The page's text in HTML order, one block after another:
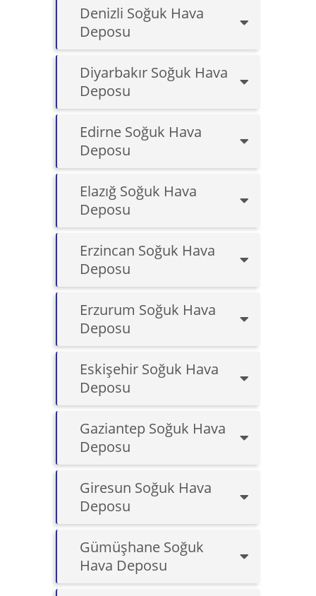
Denizli Soğuk Hava
Deposu
Diyarbakır Soğuk Hava
Deposu
Edirne Soğuk Hava
Deposu
Elazığ Soğuk Hava
Deposu
Erzincan Soğuk Hava
Deposu
Erzurum Soğuk Hava
Deposu
Eskişehir Soğuk Hava
Deposu
Gaziantep Soğuk Hava
Deposu
Giresun Soğuk Hava
Deposu
Gümüşhane Soğuk
Hava Deposu